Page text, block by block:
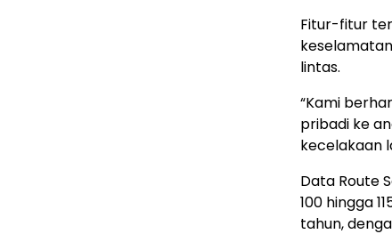
Fitur-fitur
lintas.
“Kami
pribadi ke
kecelakaan
Data Route
100 hingga
tahun,